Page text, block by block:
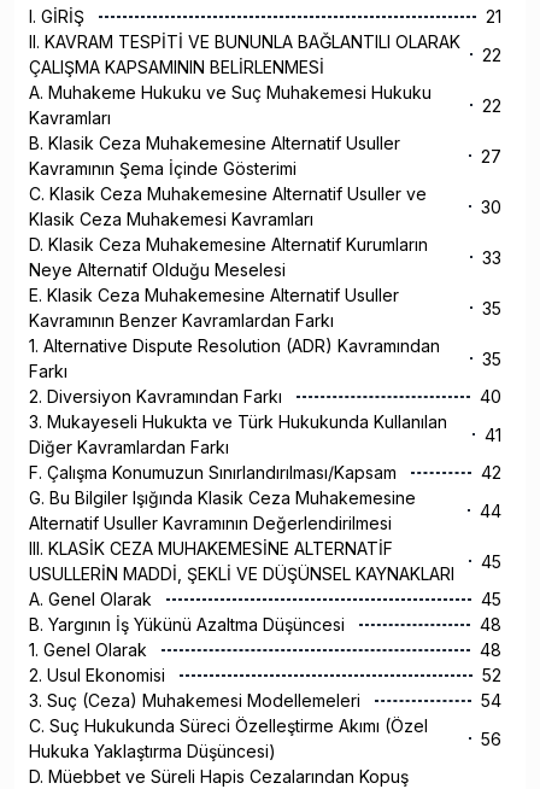
I. GİRİŞ
21
II. KAVRAM TESPİTİ VE BUNUNLA BAĞLANTILI OLARAK
ÇALIŞMA KAPSAMININ BELİRLENMESİ
22
A. Muhakeme Hukuku ve Suç Muhakemesi Hukuku
Kavramları
22
B. Klasik Ceza Muhakemesine Alternatif Usuller
Kavramının Şema İçinde Gösterimi
27
C. Klasik Ceza Muhakemesine Alternatif Usuller ve
Klasik Ceza Muhakemesi Kavramları
30
D. Klasik Ceza Muhakemesine Alternatif Kurumların
Neye Alternatif Olduğu Meselesi
33
E. Klasik Ceza Muhakemesine Alternatif Usuller
Kavramının Benzer Kavramlardan Farkı
35
1. Alternative Dispute Resolution (ADR) Kavramından
Farkı
35
2. Diversiyon Kavramından Farkı
40
3. Mukayeseli Hukukta ve Türk Hukukunda Kullanılan
Diğer Kavramlardan Farkı
41
F. Çalışma Konumuzun Sınırlandırılması/Kapsam
42
G. Bu Bilgiler Işığında Klasik Ceza Muhakemesine
Alternatif Usuller Kavramının Değerlendirilmesi
44
III. KLASİK CEZA MUHAKEMESİNE ALTERNATİF
USULLERİN MADDİ, ŞEKLİ VE DÜŞÜNSEL KAYNAKLARI
45
A. Genel Olarak
45
B. Yargının İş Yükünü Azaltma Düşüncesi
48
1. Genel Olarak
48
2. Usul Ekonomisi
52
3. Suç (Ceza) Muhakemesi Modellemeleri
54
C. Suç Hukukunda Süreci Özelleştirme Akımı (Özel
Hukuka Yaklaştırma Düşüncesi)
56
D. Müebbet ve Süreli Hapis Cezalarından Kopuş